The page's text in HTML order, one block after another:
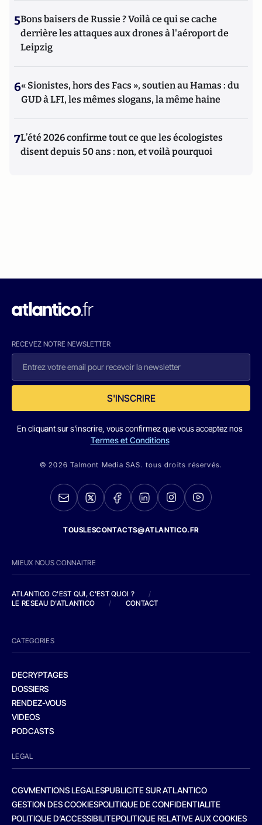
5Bons baisers de Russie ? Voilà ce qui se cache
derrière les attaques aux drones à l'aéroport de
Leipzig
6« Sionistes, hors des Facs », soutien au Hamas : du
GUD à LFI, les mêmes slogans, la même haine
7L’été 2026 confirme tout ce que les écologistes
disent depuis 50 ans : non, et voilà pourquoi
RECEVEZ NOTRE NEWSLETTER
S'INSCRIRE
En cliquant sur s'inscrire, vous confirmez que vous acceptez nos
Termes et Conditions
© 2026 Talmont Media SAS. tous droits réservés.
TOUSLESCONTACTS@ATLANTICO.FR
MIEUX NOUS CONNAITRE
ATLANTICO C'EST QUI, C'EST QUOI ?
/
LE RESEAU D'ATLANTICO
/ CONTACT
CATEGORIES
DECRYPTAGES
DOSSIERS
RENDEZ-VOUS
VIDEOS
PODCASTS
LEGAL
CGVMENTIONS LEGALESPUBLICITE SUR ATLANTICO
GESTION DES COOKIESPOLITIQUE DE CONFIDENTIALITE
POLITIQUE D’ACCESSIBILITEPOLITIQUE RELATIVE AUX COOKIES